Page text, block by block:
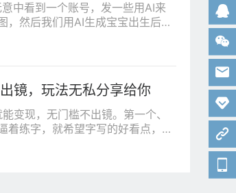
中看到一个账号，发一些用AI来
，然后我们用AI生成宝宝出生后的
后...
镜，玩法无私分享给你
变现，无门槛不出镜。第一个、
着练字，就希望字写的好看点，不